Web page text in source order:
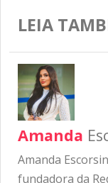
LEIA
Amanda
Amanda
fundadora da